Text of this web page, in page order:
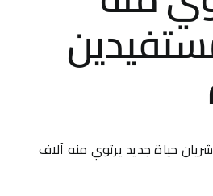
شريان حياة جديد يرتوي منه آلاف